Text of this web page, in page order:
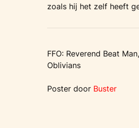
zoals hij het zelf heeft
FFO: Reverend Beat
Oblivians
Poster door Buster